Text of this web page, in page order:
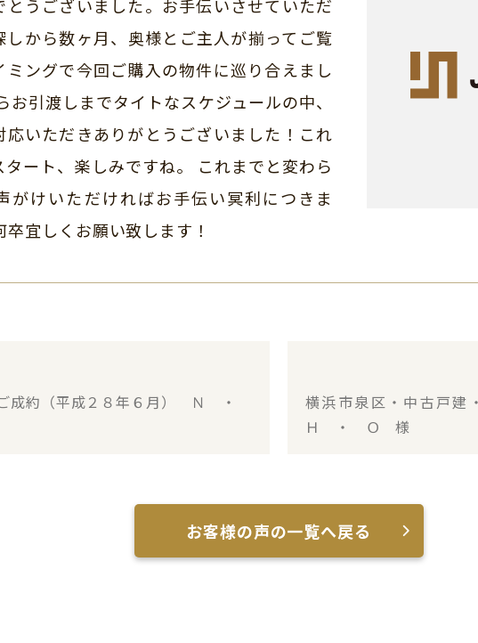
とうございました。お手伝いさせていただ
しから数ヶ月、奥様とご主人が揃ってご覧
ミングで今回ご購入の物件に巡り合えまし
お引渡しまでタイトなスケジュールの中、
応いただきありがとうございました！これ
ート、楽しみですね。 これまでと変わら
がけいただければお手伝い冥利につきま
卒宜しくお願い致します！
成約（平成２８年６月） Ｎ ・
横浜市泉区・中古戸
Ｈ ・ Ｏ 様
お客様の声の一覧へ戻る